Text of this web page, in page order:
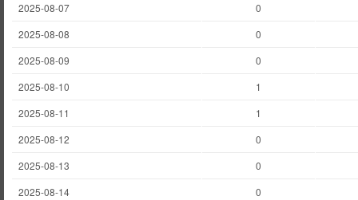
2025-08-07
0
2025-08-08
0
2025-08-09
0
2025-08-10
1
2025-08-11
1
2025-08-12
0
2025-08-13
0
2025-08-14
0